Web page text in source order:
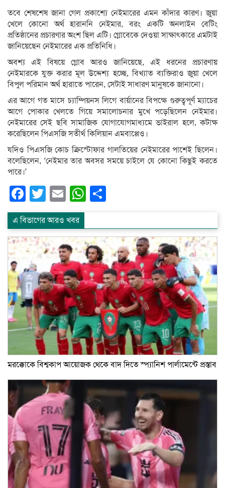
তবে শেষশেষ জানা গেল প্রকাশ্যে নেইমারের এমন কাঁদার কারণ। জুয়া
খেলে কোনো অর্থ হারাননি নেইমার, বরং একটি অনলাইন বেটিং
প্রতিষ্ঠানের প্রচারণার অংশ ছিল এটি। গ্লোবেকে দেওয়া সাক্ষাৎকারে এমটাই
জানিয়েছেন নেইমারের এক প্রতিনিধি।
অবশ্য এই বিষয়ে গ্লোব আরও জানিয়েছে, এই ধরনের প্রচারণায়
নেইমারকে যুক্ত করার মূল উদ্দেশ্য হচ্ছে, বিখ্যাত ব্যক্তিরাও জুয়া খেলে
বিপুল পরিমান অর্থ হারাতে পারেন, সেটাই সাধারণ মানুষকে জানানো।
এর আগে গত মাসে চ্যাম্পিয়নস লিগে বার্য়ানের বিপক্ষে গুরুত্বপূর্ণ ম্যাচের
আগে পোকার খেলতে গিয়ে সমালোচনার মুখে পড়েছিলেন নেইমার।
নেইমারের সেই ছবি সামাজিক যোগাযোগমাধ্যমে ভাইরাল হলে, কটাক্ষ
করেছিলেন পিএসজি সতীর্থ কিলিয়ান এমবাপ্পেও।
যদিও পিএসজি কোচ ক্রিস্টোফার গালতিয়ের নেইমারের পাশেই ছিলেন।
বলেছিলেন, ‘নেইমার তার অবসর সময়ে চাইলে যে কোনো কিছুই করতে
পারে।’
Facebook
Twitter
EmailWhatsApp
এ বিভাগের আরও খবর
মরক্কোকে বিশ্বকাপ আয়োজক থেকে বাদ দিতে স্প্যানিশ পার্লামেন্টে প্রস্তাব